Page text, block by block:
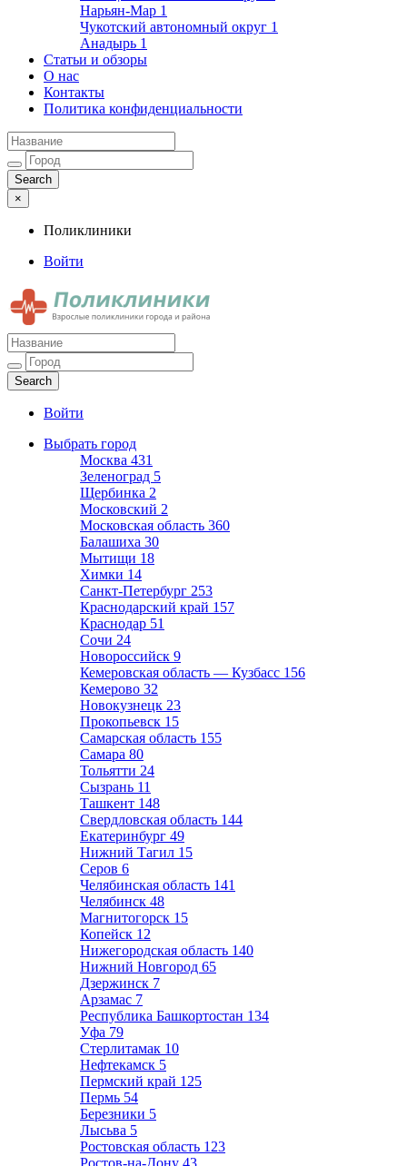
Нарьян-Мар 1
Чукотский автономный округ 1
Анадырь 1
Статьи и обзоры
О нас
Контакты
Политика конфиденциальности
×
Поликлиники
Войти
Поликлиники
Взрослые поликлиники города и района
Войти
Выбрать город
Москва 431
Зеленоград 5
Щербинка 2
Московский 2
Московская область 360
Балашиха 30
Мытищи 18
Химки 14
Санкт-Петербург 253
Краснодарский край 157
Краснодар 51
Сочи 24
Новороссийск 9
Кемеровская область — Кузбасс 156
Кемерово 32
Новокузнецк 23
Прокопьевск 15
Самарская область 155
Самара 80
Тольятти 24
Сызрань 11
Ташкент 148
Свердловская область 144
Екатеринбург 49
Нижний Тагил 15
Серов 6
Челябинская область 141
Челябинск 48
Магнитогорск 15
Копейск 12
Нижегородская область 140
Нижний Новгород 65
Дзержинск 7
Арзамас 7
Республика Башкортостан 134
Уфа 79
Стерлитамак 10
Нефтекамск 5
Пермский край 125
Пермь 54
Березники 5
Лысьва 5
Ростовская область 123
Ростов-на-Дону 43